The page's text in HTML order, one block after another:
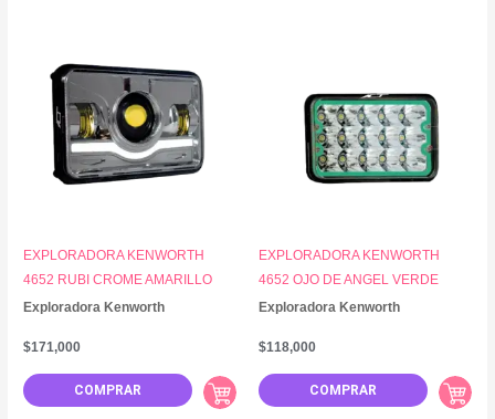
Exploradora Kenworth
EXPLORADORA KENWORTH
4652 RUBI CROME AMARILLO
COMPRAR
$171,000
Exploradora Kenworth
EXPLORADORA KENWORTH
4652 OJO DE ANGEL VERDE
COMPRAR
$118,000